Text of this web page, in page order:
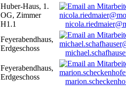
Huber-Haus, 1.
OG, Zimmer
H1.1
Feyerabendhaus,
Erdgeschoss
Feyerabendhaus,
Erdgeschoss